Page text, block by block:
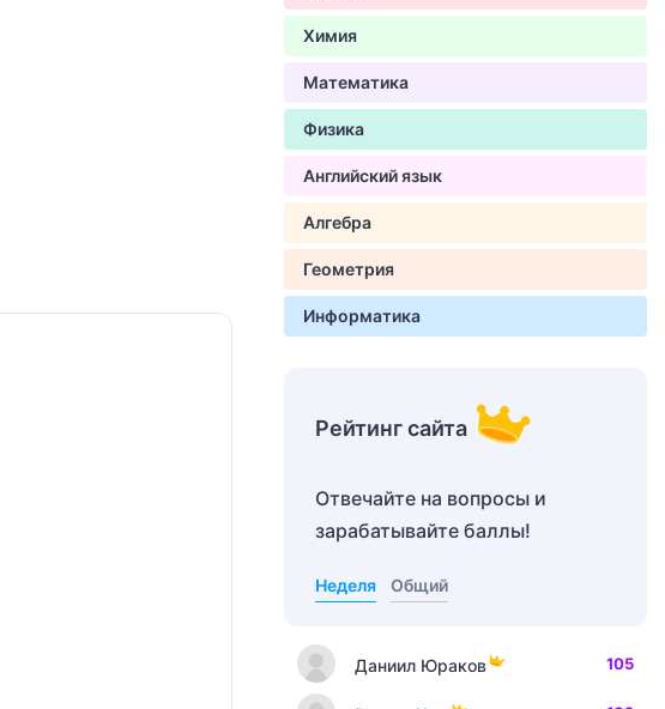
Химия
Математика
Физика
Английский язык
Алгебра
Геометрия
Информатика
Рейтинг сайта
Отвечайте на вопросы и
зарабатывайте баллы!
Неделя Общий
Даниил Юраков 105